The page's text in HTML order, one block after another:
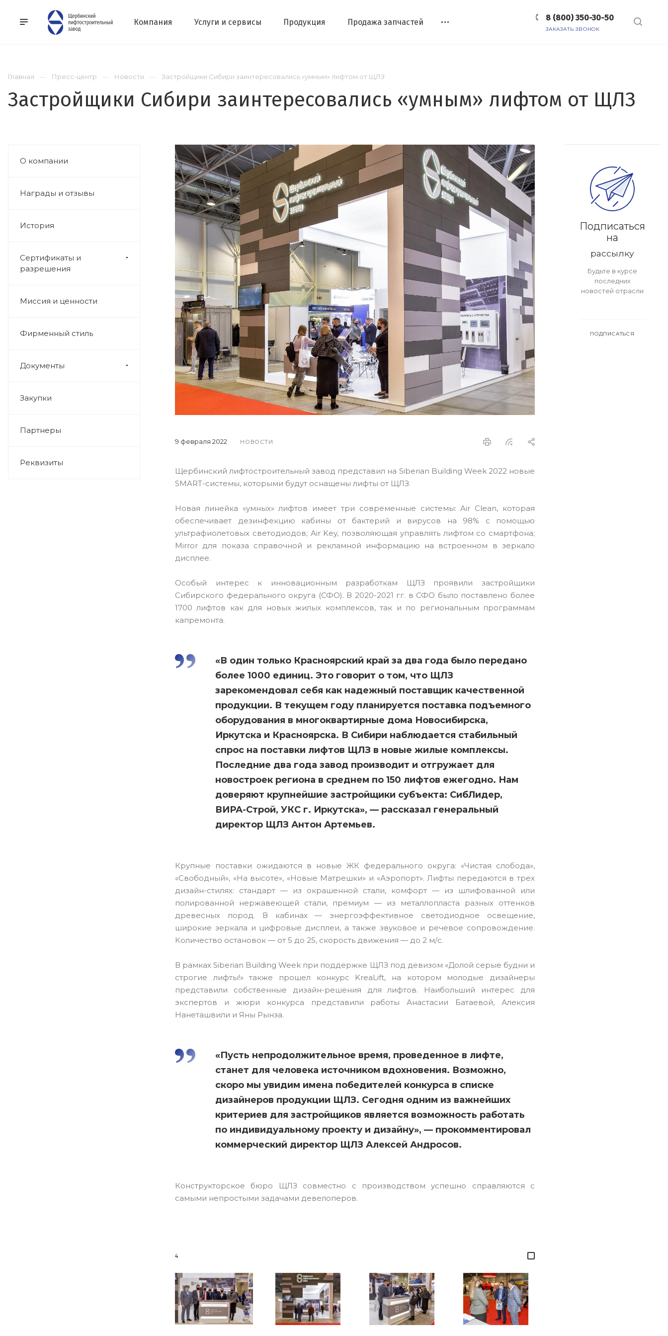
8 (800) 350-30-50
ЗАКАЗАТЬ ЗВОНОК
Компания Услуги и сервисы Продукция Продажа запчастей
Главная Пресс-центр Новости Застройщики Сибири заинтересовались «умным» лифтом от ЩЛЗ
Застройщики Сибири заинтересовались «умным» лифтом от ЩЛЗ
О компании
Награды и отзывы
История
Сертификаты и
разрешения
Миссия и ценности
Фирменный стиль
Документы
Закупки
Партнеры
Реквизиты
9 февраля 2022 НОВОСТИ
Щербинский лифтостроительный завод представил на Siberian Building Week 2022 новые
SMART-системы, которыми будут оснащены лифты от ЩЛЗ.
Новая линейка «умных» лифтов имеет три современные системы: Air Clean, которая
обеспечивает дезинфекцию кабины от бактерий и вирусов на 98% с помощью
ультрафиолетовых светодиодов; Air Key, позволяющая управлять лифтом со смартфона;
Mirror для показа справочной и рекламной информацию на встроенном в зеркало
дисплее.
Особый интерес к инновационным разработкам ЩЛЗ проявили застройщики
Сибирского федерального округа (СФО). В 2020-2021 гг. в СФО было поставлено более
1700 лифтов как для новых жилых комплексов, так и по региональным программам
капремонта.
«В один только Красноярский край за два года было передано
более 1000 единиц. Это говорит о том, что ЩЛЗ
зарекомендовал себя как надежный поставщик качественной
продукции. В текущем году планируется поставка подъемного
оборудования в многоквартирные дома Новосибирска,
Иркутска и Красноярска. В Сибири наблюдается стабильный
спрос на поставки лифтов ЩЛЗ в новые жилые комплексы.
Последние два года завод производит и отгружает для
новостроек региона в среднем по 150 лифтов ежегодно. Нам
доверяют крупнейшие застройщики субъекта: СибЛидер,
ВИРА-Строй, УКС г. Иркутска», — рассказал генеральный
директор ЩЛЗ Антон Артемьев.
Крупные поставки ожидаются в новые ЖК федерального округа: «Чистая слобода»,
«Свободный», «На высоте», «Новые Матрешки» и «Аэропорт». Лифты передаются в трех
дизайн-стилях: стандарт — из окрашенной стали, комфорт — из шлифованной или
полированной нержавеющей стали, премиум — из металлопласта разных оттенков
древесных пород. В кабинах — энергоэффективное светодиодное освещение,
широкие зеркала и цифровые дисплеи, а также звуковое и речевое сопровождение.
Количество остановок — от 5 до 25, скорость движения — до 2 м/с.
В рамках Siberian Building Week при поддержке ЩЛЗ под девизом «Долой серые будни и
строгие лифты!» также прошел конкурс KreaLift, на котором молодые дизайнеры
представили собственные дизайн-решения для лифтов. Наибольший интерес для
экспертов и жюри конкурса представили работы Анастасии Батаевой, Алексия
Нанеташвили и Яны Рынза.
«Пусть непродолжительное время, проведенное в лифте,
станет для человека источником вдохновения. Возможно,
скоро мы увидим имена победителей конкурса в списке
дизайнеров продукции ЩЛЗ. Сегодня одним из важнейших
критериев для застройщиков является возможность работать
по индивидуальному проекту и дизайну», — прокомментировал
коммерческий директор ЩЛЗ Алексей Андросов.
Конструкторское бюро ЩЛЗ совместно с производством успешно справляются с
самыми непростыми задачами девелоперов.
Подписаться
на
рассылку
Будьте в курсе
последних
новостей отрасли
ПОДПИСАТЬСЯ
4